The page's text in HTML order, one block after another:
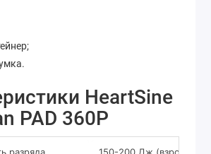
HeartSine
PAD 360P